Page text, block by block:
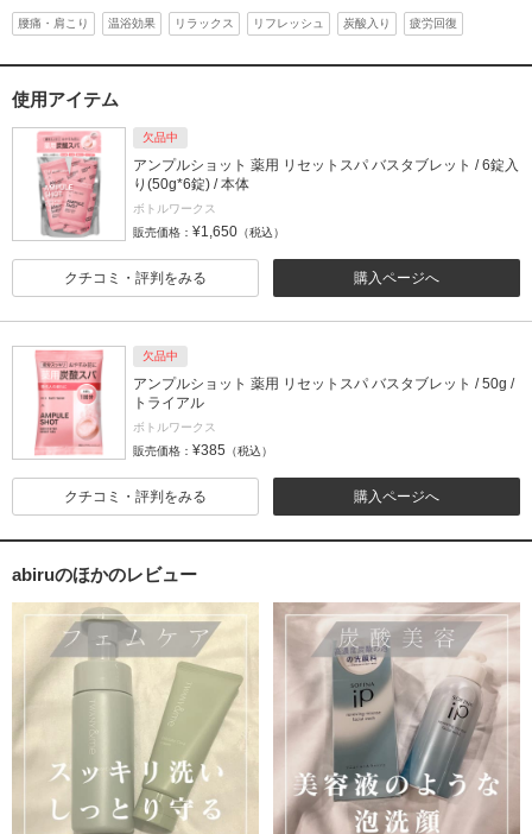
腰痛・肩こり 温浴効果 リラックス リフレッシュ 炭酸入り 疲労回復
使用アイテム
欠品中
アンプルショット 薬用 リセットスパ バスタブレット / 6錠入
り(50g*6錠) / 本体
ボトルワークス
販売価格： ¥1,650 （税込）
購入ページへ
クチコミ・評判をみる
欠品中
アンプルショット 薬用 リセットスパ バスタブレット / 50g /
トライアル
ボトルワークス
販売価格： ¥385 （税込）
購入ページへ
クチコミ・評判をみる
abiruのほかのレビュー